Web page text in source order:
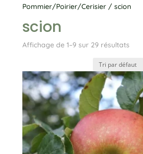
Pommier/Poirier/Cerisier / scion
scion
Affichage de 1–9 sur 29 résultats